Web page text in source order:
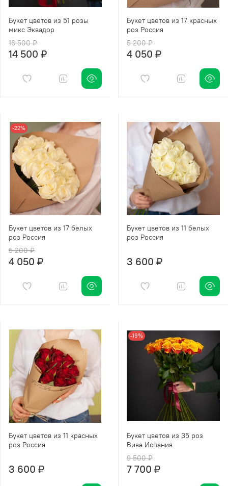
Букет цветов из 51 розы
микс Эквадор
16 500 ₽
14 500 ₽
Букет цветов из 17 красных
роз Россия
5 200 ₽
4 050 ₽
-22%
Букет цветов из 17 белых
роз Россия
5 200 ₽
4 050 ₽
Букет цветов из 11 белых
роз Россия
3 600 ₽
Букет цветов из 11 красных
роз Россия
3 600 ₽
-19%
Букет цветов из 35 роз
Вива Испания
9 500 ₽
7 700 ₽